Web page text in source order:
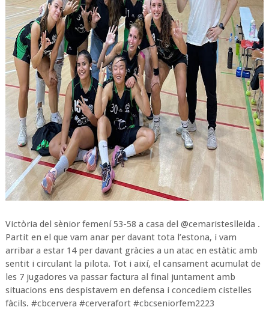
Victòria del sènior femení 53-58 a casa del @cemaristeslleida .
Partit en el que vam anar per davant tota l’estona, i vam
arribar a estar 14 per davant gràcies a un atac en estàtic amb
sentit i circulant la pilota. Tot i així, el cansament acumulat de
les 7 jugadores va passar factura al final juntament amb
situacions ens despistavem en defensa i concediem cistelles
fàcils. #cbcervera #cerverafort #cbcseniorfem2223